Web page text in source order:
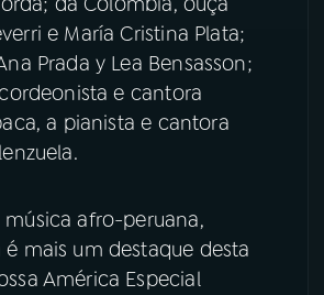
X
e María Cristina Plata;
Prada y Lea Bensasson;
e cantora
a pianista e cantora
afro-peruana,
é mais um destaque desta
América Especial